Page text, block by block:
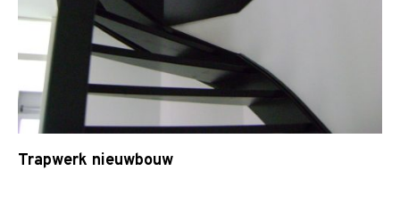
Trapwerk nieuwbouw